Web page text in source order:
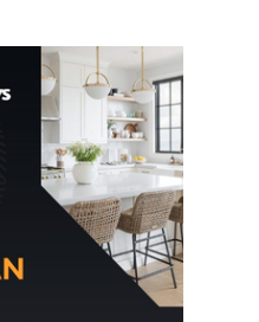
nguy cơ thiếu hụt lực
lượng trầm trọng. Điều
này cần được đặc biệt
chú ý bởi nếu các siêu
bão đổ bộ Hoa Kỳ ở nửa
cuối năm 2026, lực
lượng ứng phó “mỏng”
có thể làm nghẽn công
tác cứu trợ; dẫn đến hệ
thống ứng phó khẩn cấp
quốc gia quá tải.